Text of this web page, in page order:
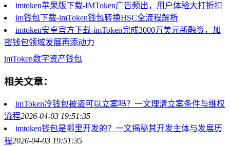
imtoken苹果版下载-IMToken广告频出，用户体验大打折扣
im钱包下载-imToken钱包转换HSC全流程解析
imtoken安卓官方下载-imToken完成3000万美元新融资，加
密钱包领域发展再添动力
imToken数字资产钱包
相关文章：
imToken冷钱包被盗可以立案吗？一文理清立案条件与维权
流程2026-04-03 19:51:35
imtoken钱包是哪里开发的？一文揭秘其开发主体与发展历
程2026-04-03 19:51:35